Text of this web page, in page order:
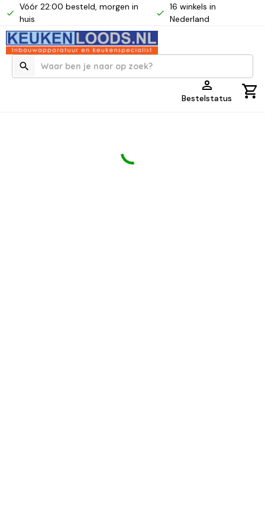
Vóór 22:00 besteld, morgen in
huis
16 winkels in
Nederland
Bestelstatus